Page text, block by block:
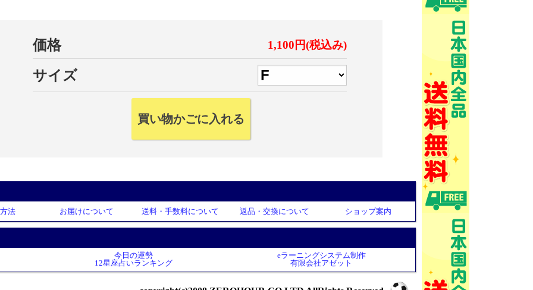
価格 1,100円(税込み)
サイズ
法 お届けについて 送料・手数料について 返品・交換について ショップ案内
今日の運勢
12星座占いランキング
eラーニングシステム制作
有限会社アゼット